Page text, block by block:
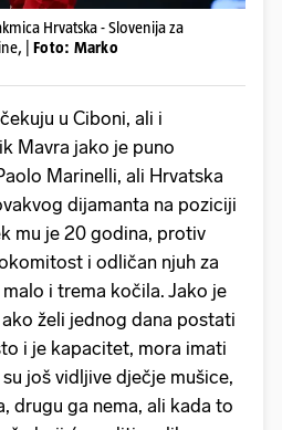
Hrvatska - Slovenija za
| Foto: Marko
u Ciboni, ali i
Mavra jako je puno
Marinelli, ali Hrvatska
dijamanta na poziciji
mu je 20 godina, protiv
i odličan njuh za
i trema kočila. Jako je
želi jednog dana postati
i je kapacitet, mora imati
još vidljive dječje mušice,
drugu ga nema, ali kada to